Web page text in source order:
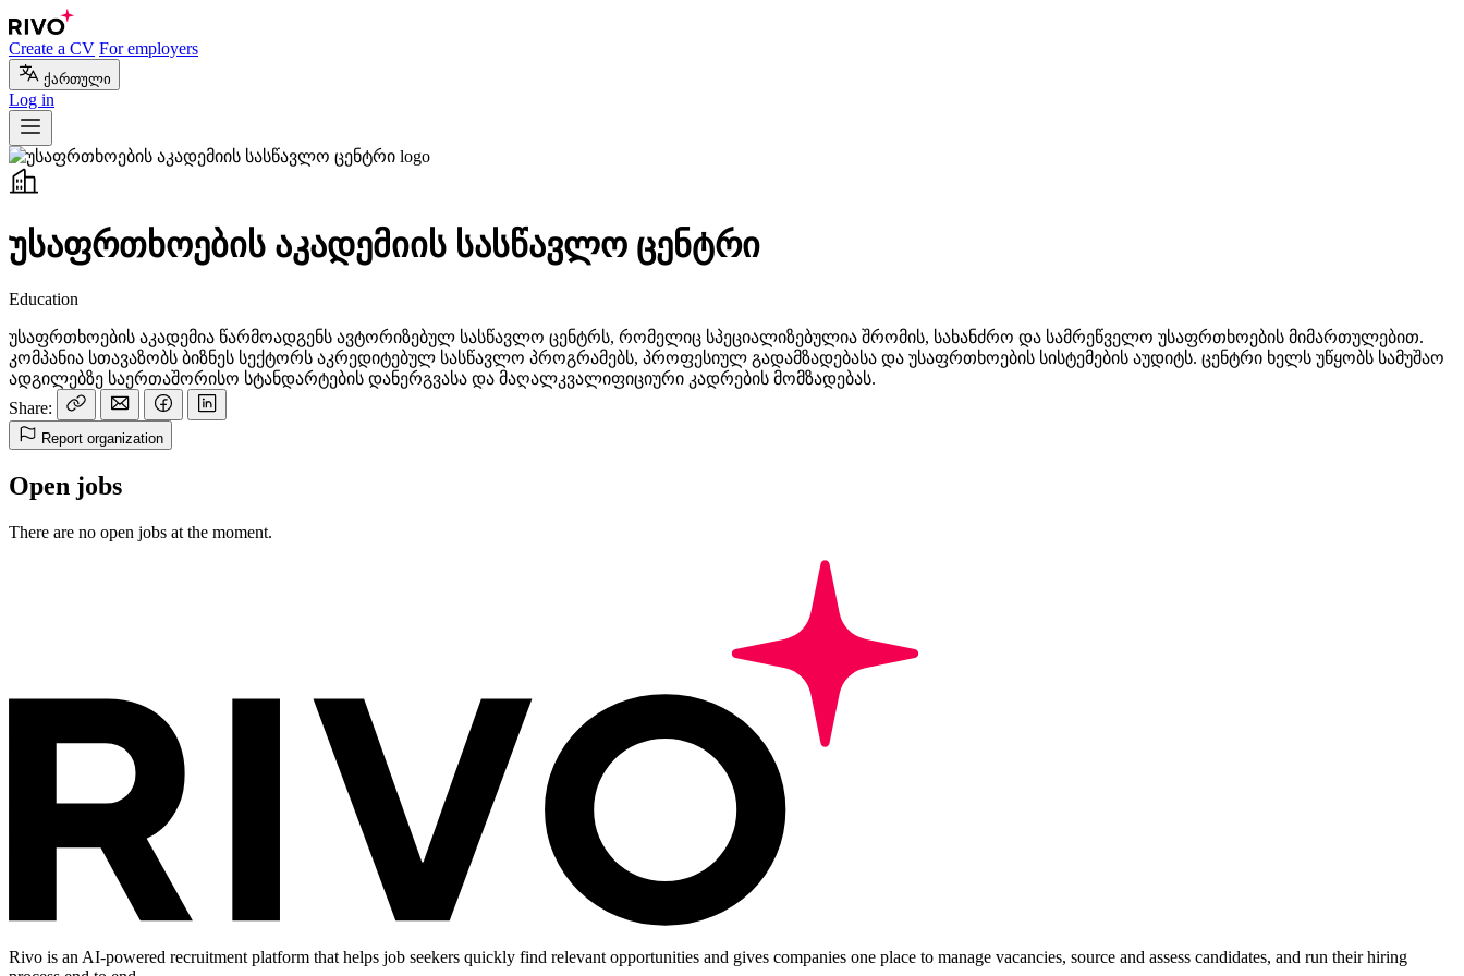
Create a CV For employers
ქართული
Log in
უსაფრთხოების აკადემიის სასწავლო ცენტრი
Education
უსაფრთხოების აკადემია წარმოადგენს ავტორიზებულ სასწავლო ცენტრს, რომელიც სპეციალიზებულია შრომის, სახანძრო და სამრეწველო უსაფრთხოების მიმართულებით.
კომპანია სთავაზობს ბიზნეს სექტორს აკრედიტებულ სასწავლო პროგრამებს, პროფესიულ გადამზადებასა და უსაფრთხოების სისტემების აუდიტს. ცენტრი ხელს უწყობს სამუშაო
ადგილებზე საერთაშორისო სტანდარტების დანერგვასა და მაღალკვალიფიციური კადრების მომზადებას.
Share:
Report organization
Open jobs
There are no open jobs at the moment.
Rivo is an AI-powered recruitment platform that helps job seekers quickly find relevant opportunities and gives companies one place to manage vacancies, source and assess candidates, and run their hiring